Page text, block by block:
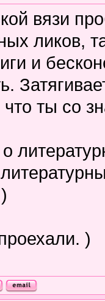
вязи
ликов,
и
что ты со
)